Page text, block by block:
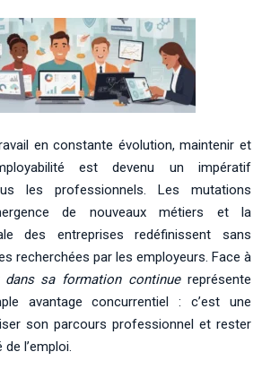
en constante évolution, maintenir et
est devenu un impératif
les professionnels. Les mutations
de nouveaux métiers et la
des entreprises redéfinissent sans
recherchées par les employeurs. Face à
dans sa formation continuereprésente
avantage concurrentiel : c’est une
son parcours professionnel et rester
l’emploi.